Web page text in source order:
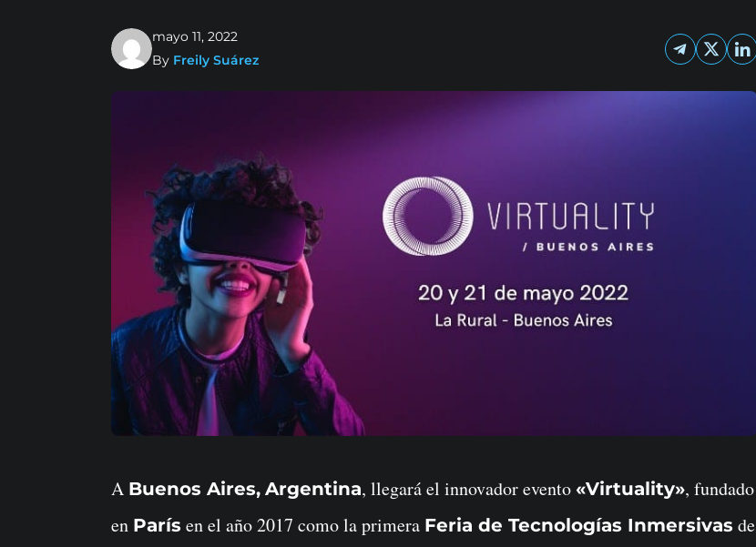
mayo 11, 2022
By Freily Suárez
Buenos Aires, Argentina, llegará el innovador evento «Virtuality», fundado
en París en el año 2017 como la primera Feria de Tecnologías Inmersivas de